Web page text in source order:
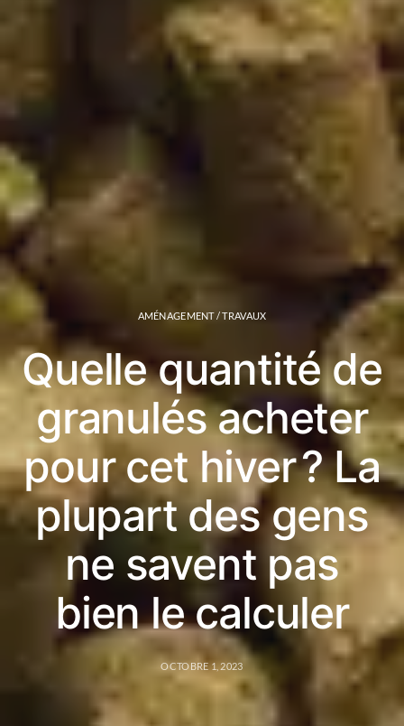
AMÉNAGEMENT / TRAVAUX
Quelle quantité de
granulés acheter
pour cet hiver ? La
plupart des gens
ne savent pas
bien le calculer
OCTOBRE 1, 2023